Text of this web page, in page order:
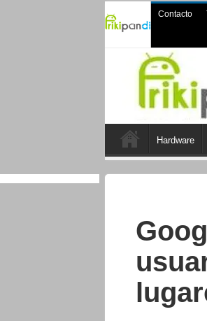
Contacto
Hardware